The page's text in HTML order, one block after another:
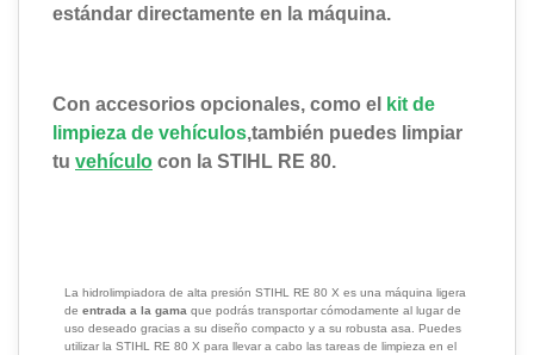
estándar directamente en la máquina.
Con accesorios opcionales, como el
kit de
limpieza de vehículos,también puedes limpiar
tu vehículo con la STIHL RE 80.
La hidrolimpiadora de alta presión STIHL RE 80 X es una máquina ligera
de entrada a la gama que podrás transportar cómodamente al lugar de
uso deseado gracias a su diseño compacto y a su robusta asa. Puedes
utilizar la STIHL RE 80 X para llevar a cabo las tareas de limpieza en el